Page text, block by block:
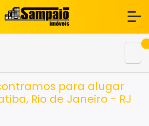
para alugar
Rio de Janeiro - RJ